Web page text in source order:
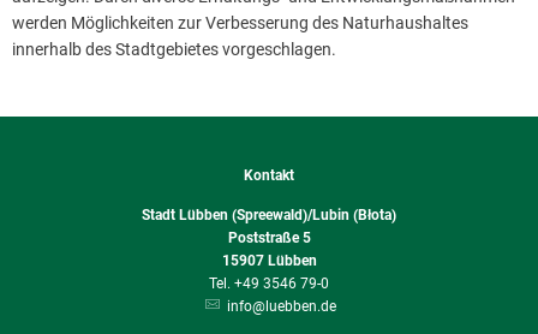
werden Möglichkeiten zur Verbesserung des Naturhaushaltes
innerhalb des Stadtgebietes vorgeschlagen.
Kontakt
Stadt Lübben (Spreewald)/Lubin (Błota)
Poststraße 5
15907 Lübben
+49 3546 79-0
info@luebben.de